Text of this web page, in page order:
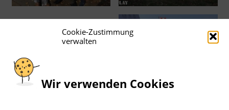
Cookie-Zustimmung
verwalten
Wir verwenden Cookies